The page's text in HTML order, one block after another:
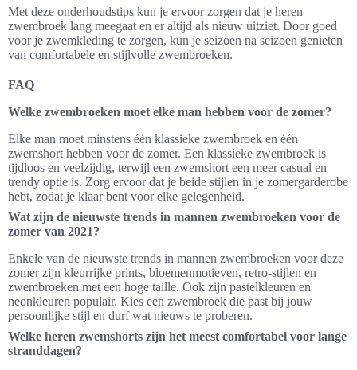
Met deze onderhoudstips kun je ervoor zorgen dat je heren
zwembroek lang meegaat en er altijd als nieuw uitziet. Door goed
voor je zwemkleding te zorgen, kun je seizoen na seizoen genieten
van comfortabele en stijlvolle zwembroeken.
FAQ
Welke zwembroeken moet elke man hebben voor de zomer?
Elke man moet minstens één klassieke zwembroek en één
zwemshort hebben voor de zomer. Een klassieke zwembroek is
tijdloos en veelzijdig, terwijl een zwemshort een meer casual en
trendy optie is. Zorg ervoor dat je beide stijlen in je zomergarderobe
hebt, zodat je klaar bent voor elke gelegenheid.
Wat zijn de nieuwste trends in mannen zwembroeken voor de
zomer van 2021?
Enkele van de nieuwste trends in mannen zwembroeken voor deze
zomer zijn kleurrijke prints, bloemenmotieven, retro-stijlen en
zwembroeken met een hoge taille. Ook zijn pastelkleuren en
neonkleuren populair. Kies een zwembroek die past bij jouw
persoonlijke stijl en durf wat nieuws te proberen.
Welke heren zwemshorts zijn het meest comfortabel voor lange
stranddagen?